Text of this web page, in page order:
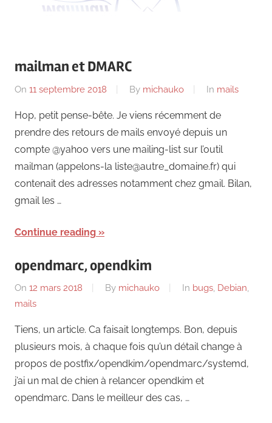
mailman et DMARC
On 11 septembre 2018 By michauko In mails
Hop, petit pense-bête. Je viens récemment de
prendre des retours de mails envoyé depuis un
compte @yahoo vers une mailing-list sur l’outil
mailman (appelons-la liste@autre_domaine.fr) qui
contenait des adresses notamment chez gmail. Bilan,
gmail les …
Continue reading
opendmarc, opendkim
On 12 mars 2018 By michauko In bugs, Debian,
mails
Tiens, un article. Ca faisait longtemps. Bon, depuis
plusieurs mois, à chaque fois qu’un détail change à
propos de postfix/opendkim/opendmarc/systemd,
j’ai un mal de chien à relancer opendkim et
opendmarc. Dans le meilleur des cas, …